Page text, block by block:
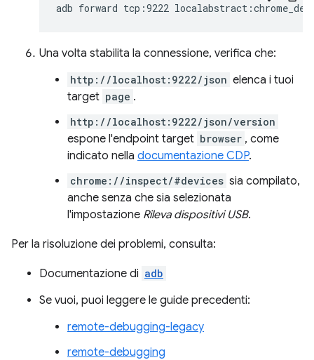
adb forward tcp:9222
Una volta stabilita la connessione, verifica che:
http://localhost:9222/json elenca i tuoi
target page .
http://localhost:9222/json/version
espone l'endpoint target browser , come
indicato nella documentazione CDP.
chrome://inspect/#devices sia compilato,
anche senza che sia selezionata
l'impostazione Rileva dispositivi USB.
Per la risoluzione dei problemi, consulta:
Documentazione di adb
Se vuoi, puoi leggere le guide precedenti:
remote-debugging-legacy
remote-debugging